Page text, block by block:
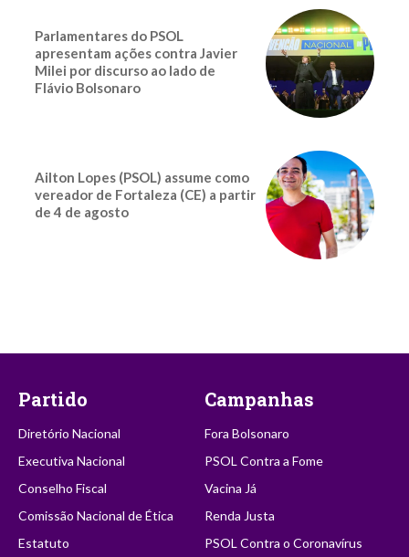
Parlamentares do PSOL
apresentam ações contra Javier
Milei por discurso ao lado de
Flávio Bolsonaro
Ailton Lopes (PSOL) assume como
vereador de Fortaleza (CE) a partir
de 4 de agosto
Partido
Diretório Nacional
Executiva Nacional
Conselho Fiscal
Comissão Nacional de Ética
Estatuto
Campanhas
Fora Bolsonaro
PSOL Contra a Fome
Vacina Já
Renda Justa
PSOL Contra o Coronavírus